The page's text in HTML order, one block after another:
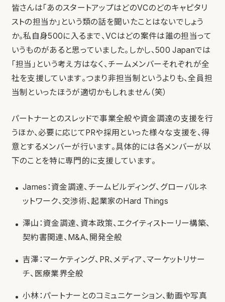
皆さんは「あのスタートアップはどのVCのどのキャピタリ
ストの担当か」という類の話を聞いたことはないでしょう
か。私自身500に入るまで、VCはどの案件は誰の担当って
いうものがあると思っていました。しかし、500 Japanでは
「担当」という考え方はなく、チームメンバーそれぞれが全
社を支援しています。つまり非担当制というよりも、全員担
当制といったほうが適切かもしれません（笑）
パートナーとのスレッドで事業全般や資金調達の支援を行
うほか、必要に応じてPRや採用といった様々な支援を、得
意とするメンバーが行います。具体的には各メンバーが以
下のことを特に専門的に支援しています。
James：資金調達、チームビルディング、グローバルネ
ットワーク、交渉術、起業家のHard Things
澤山：資金調達、資本政策、エクイティストーリー構築、
契約書関連、M&A、開発全般
吉澤：マーケティング、PR、メディア、マーケットリサー
チ、医療業界全般
小林：パートナーとのコミュニケーション、動画や写真